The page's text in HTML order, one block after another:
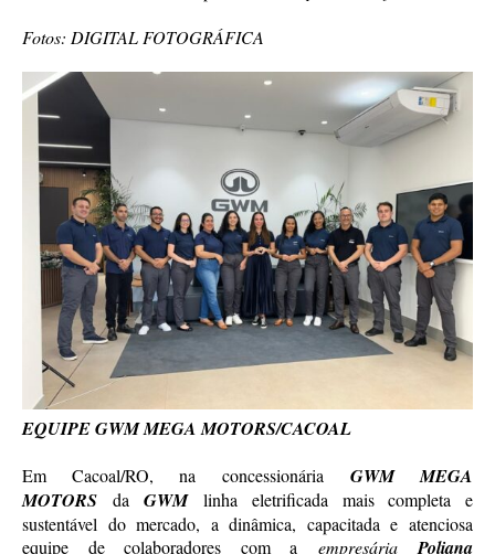
Fotos: DIGITAL FOTOGRÁFICA
EQUIPE GWM MEGA MOTORS/CACOAL
Em Cacoal/RO, na concessionária GWM MEGA
MOTORS daGWMlinha eletrificada mais completa e
sustentável do mercado, a dinâmica, capacitada e atenciosa
equipe de colaboradores com a empresária
Poliana